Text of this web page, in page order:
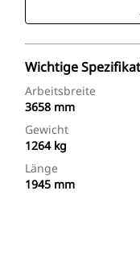
Wichtige
Arbeitsbreite
3658 mm
Gewicht
1264 kg
Länge
1945 mm